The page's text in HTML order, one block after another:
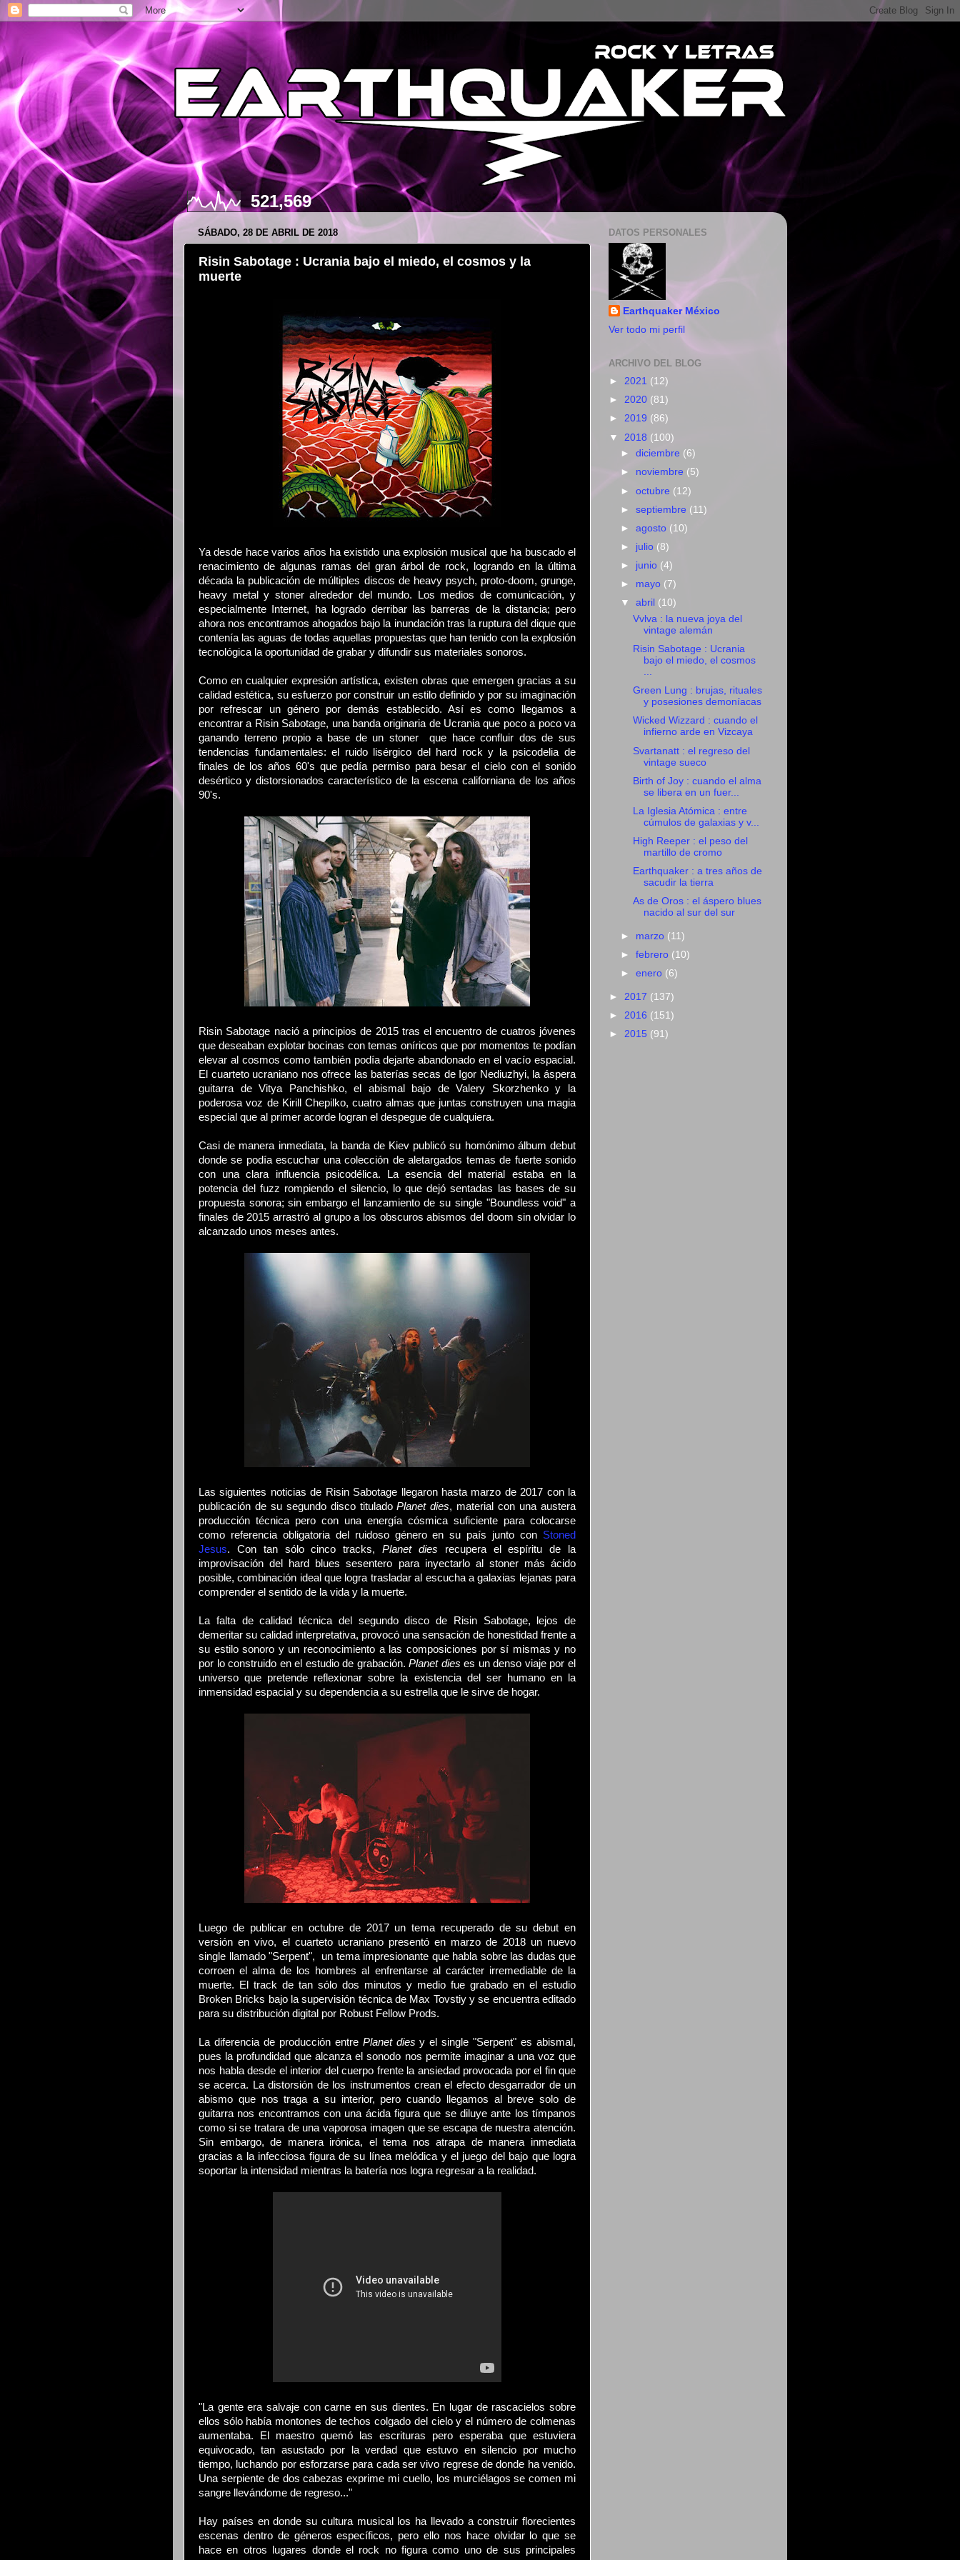
521,569
SÁBADO, 28 DE ABRIL DE 2018
Risin Sabotage : Ucrania bajo el miedo, el cosmos y la
muerte
Ya desde hace varios años ha existido una explosión musical que ha buscado el
renacimiento de algunas ramas del gran árbol de rock, logrando en la última
década la publicación de múltiples discos de heavy psych, proto-doom, grunge,
heavy metal y stoner alrededor del mundo. Los medios de comunicación, y
especialmente Internet, ha logrado derribar las barreras de la distancia; pero
ahora nos encontramos ahogados bajo la inundación tras la ruptura del dique que
contenía las aguas de todas aquellas propuestas que han tenido con la explosión
tecnológica la oportunidad de grabar y difundir sus materiales sonoros.
Como en cualquier expresión artística, existen obras que emergen gracias a su
calidad estética, su esfuerzo por construir un estilo definido y por su imaginación
por refrescar un género por demás establecido. Así es como llegamos a
encontrar a Risin Sabotage, una banda originaria de Ucrania que poco a poco va
ganando terreno propio a base de un stoner que hace confluir dos de sus
tendencias fundamentales: el ruido lisérgico del hard rock y la psicodelia de
finales de los años 60's que pedía permiso para besar el cielo con el sonido
desértico y distorsionados característico de la escena californiana de los años
90's.
Risin Sabotage nació a principios de 2015 tras el encuentro de cuatros jóvenes
que deseaban explotar bocinas con temas oníricos que por momentos te podían
elevar al cosmos como también podía dejarte abandonado en el vacío espacial.
El cuarteto ucraniano nos ofrece las baterías secas de Igor Nediuzhyi, la áspera
guitarra de Vitya Panchishko, el abismal bajo de Valery Skorzhenko y la
poderosa voz de Kirill Chepilko, cuatro almas que juntas construyen una magia
especial que al primer acorde logran el despegue de cualquiera.
Casi de manera inmediata, la banda de Kiev publicó su homónimo álbum debut
donde se podía escuchar una colección de aletargados temas de fuerte sonido
con una clara influencia psicodélica. La esencia del material estaba en la
potencia del fuzz rompiendo el silencio, lo que dejó sentadas las bases de su
propuesta sonora; sin embargo el lanzamiento de su single "Boundless void" a
finales de 2015 arrastró al grupo a los obscuros abismos del doom sin olvidar lo
alcanzado unos meses antes.
Las siguientes noticias de Risin Sabotage llegaron hasta marzo de 2017 con la
publicación de su segundo disco tituladoPlanet dies, material con una austera
producción técnica pero con una energía cósmica suficiente para colocarse
como referencia obligatoria del ruidoso género en su país junto con Stoned
Jesus. Con tan sólo cinco tracks, Planet dies recupera el espíritu de la
improvisación del hard blues sesentero para inyectarlo al stoner más ácido
posible, combinación ideal que logra trasladar al escucha a galaxias lejanas para
comprender el sentido de la vida y la muerte.
La falta de calidad técnica del segundo disco de Risin Sabotage, lejos de
demeritar su calidad interpretativa, provocó una sensación de honestidad frente a
su estilo sonoro y un reconocimiento a las composiciones por sí mismas y no
por lo construido en el estudio de grabación.Planet dieses un denso viaje por el
universo que pretende reflexionar sobre la existencia del ser humano en la
inmensidad espacial y su dependencia a su estrella que le sirve de hogar.
Luego de publicar en octubre de 2017 un tema recuperado de su debut en
versión en vivo, el cuarteto ucraniano presentó en marzo de 2018 un nuevo
single llamado "Serpent", un tema impresionante que habla sobre las dudas que
corroen el alma de los hombres al enfrentarse al carácter irremediable de la
muerte. El track de tan sólo dos minutos y medio fue grabado en el estudio
Broken Bricks bajo la supervisión técnica de Max Tovstiy y se encuentra editado
para su distribución digital por Robust Fellow Prods.
La diferencia de producción entre Planet diesy el single "Serpent" es abismal,
pues la profundidad que alcanza el sonodo nos permite imaginar a una voz que
nos habla desde el interior del cuerpo frente la ansiedad provocada por el fin que
se acerca. La distorsión de los instrumentos crean el efecto desgarrador de un
abismo que nos traga a su interior, pero cuando llegamos al breve solo de
guitarra nos encontramos con una ácida figura que se diluye ante los tímpanos
como si se tratara de una vaporosa imagen que se escapa de nuestra atención.
Sin embargo, de manera irónica, el tema nos atrapa de manera inmediata
gracias a la infecciosa figura de su línea melódica y el juego del bajo que logra
soportar la intensidad mientras la batería nos logra regresar a la realidad.
"La gente era salvaje con carne en sus dientes. En lugar de rascacielos sobre
ellos sólo había montones de techos colgado del cielo y el número de colmenas
aumentaba. El maestro quemó las escrituras pero esperaba que estuviera
equivocado, tan asustado por la verdad que estuvo en silencio por mucho
tiempo, luchando por esforzarse para cada ser vivo regrese de donde ha venido.
Una serpiente de dos cabezas exprime mi cuello, los murciélagos se comen mi
sangre llevándome de regreso..."
Hay países en donde su cultura musical los ha llevado a construir florecientes
escenas dentro de géneros específicos, pero ello nos hace olvidar lo que se
hace en otros lugares donde el rock no figura como uno de sus principales
DATOS PERSONALES
Earthquaker México
Ver todo mi perfil
ARCHIVO DEL BLOG
► 2021 (12)
► 2020 (81)
► 2019 (86)
▼ 2018 (100)
►diciembre (6)
► noviembre (5)
►octubre (12)
►septiembre (11)
►agosto (10)
► julio (8)
► junio (4)
► mayo (7)
▼abril (10)
Vvlva : la nueva joya del
vintage alemán
Risin Sabotage : Ucrania
bajo el miedo, el cosmos
...
Green Lung : brujas, rituales
y posesiones demoníacas
Wicked Wizzard : cuando el
infierno arde en Vizcaya
Svartanatt : el regreso del
vintage sueco
Birth of Joy : cuando el alma
se libera en un fuer...
La Iglesia Atómica : entre
cúmulos de galaxias y v...
High Reeper : el peso del
martillo de cromo
Earthquaker : a tres años de
sacudir la tierra
As de Oros : el áspero blues
nacido al sur del sur
► marzo (11)
►febrero (10)
►enero (6)
► 2017 (137)
► 2016 (151)
► 2015 (91)